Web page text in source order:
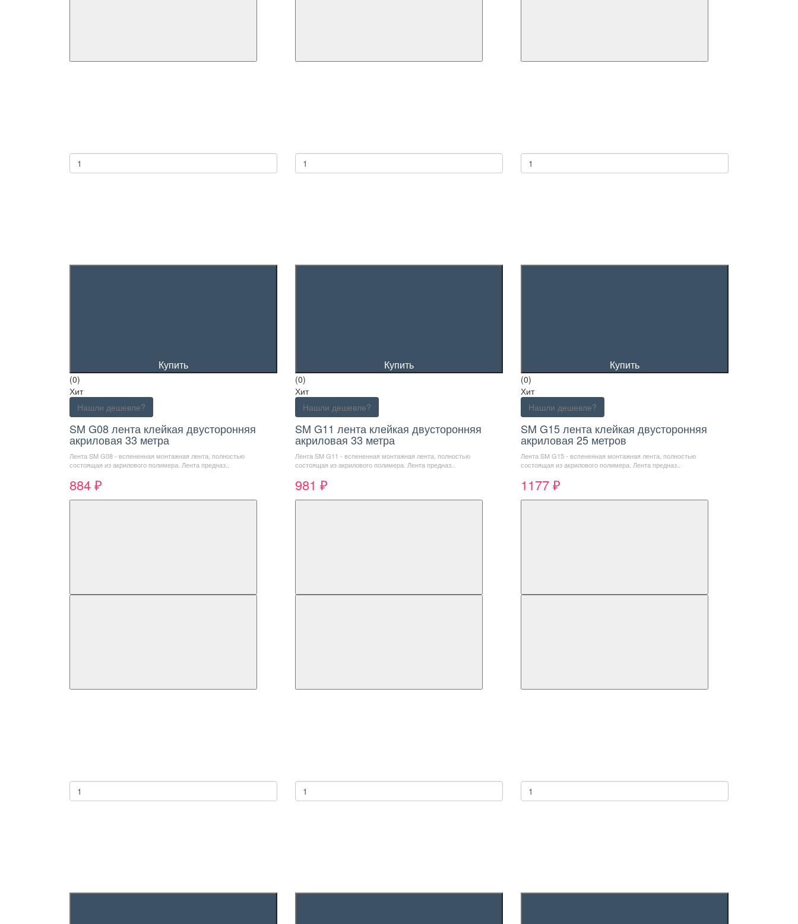
Купить Купить Купить
(0)
Хит
Нашли дешевле?
SM G08 лента клейкая двусторонняя
акриловая 33 метра
Лента SM G08 - вспененная монтажная лента, полностью
состоящая из акрилового полимера. Лента предназ..
884 ₽
(0)
Хит
Нашли дешевле?
SM G11 лента клейкая двусторонняя
акриловая 33 метра
Лента SM G11 - вспененная монтажная лента, полностью
состоящая из акрилового полимера. Лента предназ..
981 ₽
(0)
Хит
Нашли дешевле?
SM G15 лента клейкая двусторонняя
акриловая 25 метров
Лента SM G15 - вспененная монтажная лента, полностью
состоящая из акрилового полимера. Лента предназ..
1177 ₽